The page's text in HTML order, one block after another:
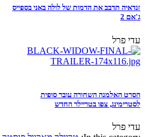
זנדאיה תדבב את הדמות של לולה באני בספייס
ג'אם 2
עדי פרל
הסרט האלמנה השחורה עובר סופית
לסטרימינג, צפו בטריילר החדש
עדי פרל